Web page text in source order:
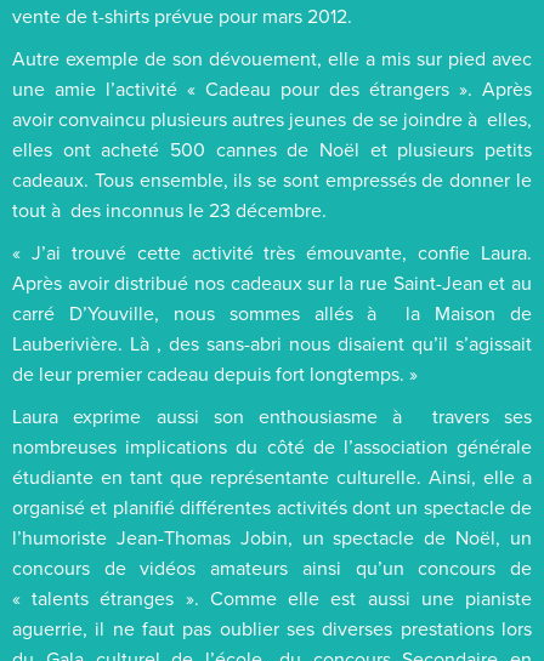
vente de t-shirts prévue pour mars 2012.
Autre exemple de son dévouement, elle a mis sur pied avec
une amie l’activité « Cadeau pour des étrangers ». Après
avoir convaincu plusieurs autres jeunes de se joindre à elles,
elles ont acheté 500 cannes de Noël et plusieurs petits
cadeaux. Tous ensemble, ils se sont empressés de donner le
tout à des inconnus le 23 décembre.
« J’ai trouvé cette activité très émouvante, confie Laura.
Après avoir distribué nos cadeaux sur la rue Saint-Jean et au
carré D’Youville, nous sommes allés à la Maison de
Lauberivière. Là , des sans-abri nous disaient qu’il s’agissait
de leur premier cadeau depuis fort longtemps. »
Laura exprime aussi son enthousiasme à travers ses
nombreuses implications du côté de l’association générale
étudiante en tant que représentante culturelle. Ainsi, elle a
organisé et planifié différentes activités dont un spectacle de
l’humoriste Jean-Thomas Jobin, un spectacle de Noël, un
concours de vidéos amateurs ainsi qu’un concours de
« talents étranges ». Comme elle est aussi une pianiste
aguerrie, il ne faut pas oublier ses diverses prestations lors